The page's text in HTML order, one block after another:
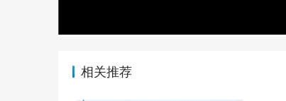
相关推荐